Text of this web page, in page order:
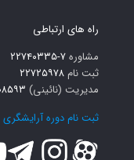
راه های ارتباطی
مشاوره۷-۲۲۷۴۰۳۳۵
ثبت نام ۲۲۷۲۵۹۷۸
مدیریت (نائینی)
ثبت نام دوره آرایشگری